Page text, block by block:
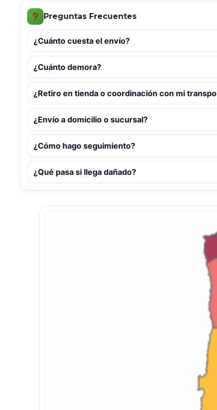
Preguntas Frecuentes
¿Cuánto cuesta el envío?
¿Cuánto demora?
¿Retiro en tienda o coordinación con mi
¿Envío a domicilio o sucursal?
¿Cómo hago seguimiento?
¿Qué pasa si llega dañado?